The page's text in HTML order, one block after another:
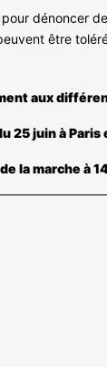
dénoncer
être
aux
25 juin à
la marche à